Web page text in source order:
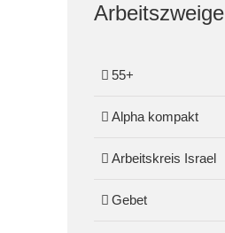
Arbeitszweige
55+
Alpha kompakt
Arbeitskreis Israel
Gebet